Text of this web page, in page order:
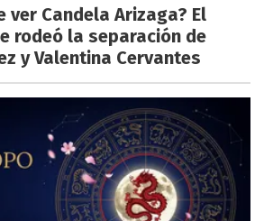
ver Candela Arizaga? El
rodeó la separación de
y Valentina Cervantes